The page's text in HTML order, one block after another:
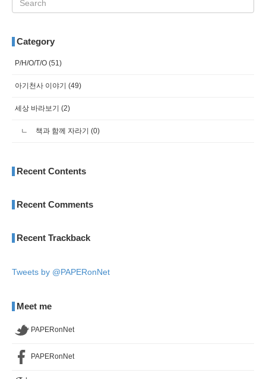
Category
P/H/O/T/O (51)
아기천사 이야기 (49)
세상 바라보기 (2)
책과 함께 자라기 (0)
Recent Contents
Recent Comments
Recent Trackback
Tweets by @PAPERonNet
Meet me
PAPERonNet
PAPERonNet